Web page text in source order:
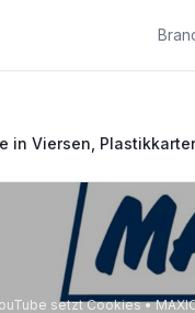
in Viersen,
setzt Cookies •